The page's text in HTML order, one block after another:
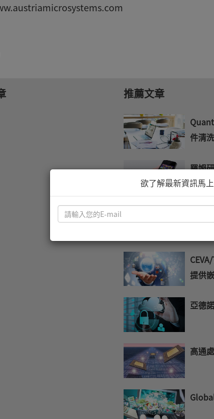
推薦文章
件清
羅姆
提供
亞德
高通
欲了解最新資訊馬
輸
您
的
E-